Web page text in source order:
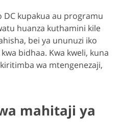
kupakua au programu
huanza kuthamini kile
bei ya ununuzi iko
bidhaa. Kwa kweli, kuna
wa mtengenezaji,
mahitaji ya